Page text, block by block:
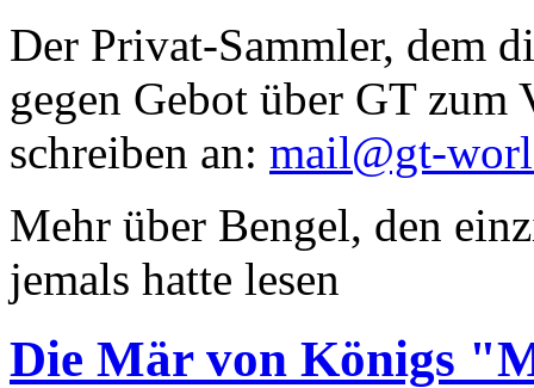
Der Privat-Sammler, dem
gegen Gebot über GT zum
schreiben an: mail@gt-
Mehr über Bengel, den
jemals hatte lesen
Die Mär von Königs